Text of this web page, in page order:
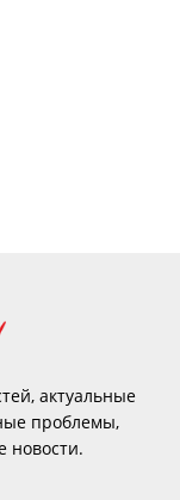
актуальные
проблемы,
новости.